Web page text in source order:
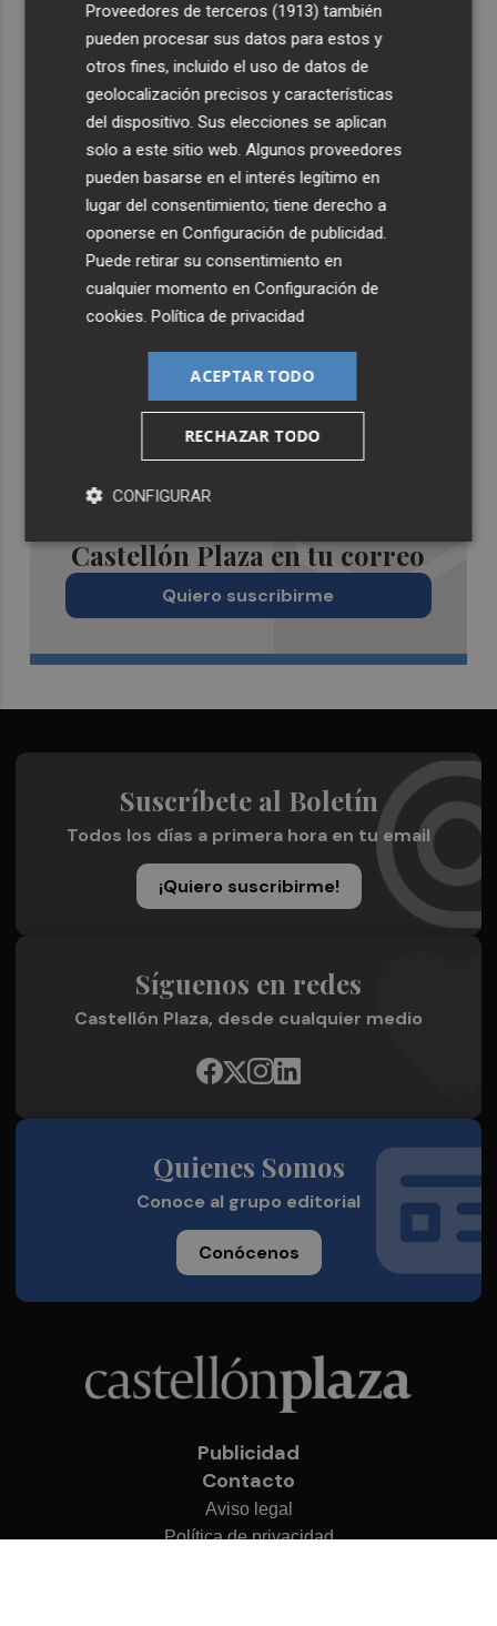
Castellón Plaza en tu correo
Quiero suscribirme
Suscríbete al Boletín
Todos los días a primera hora en tu email
¡Quiero suscribirme!
Síguenos en redes
Castellón Plaza, desde cualquier medio
Quienes Somos
Conoce al grupo editorial
Conócenos
Publicidad
Contacto
Aviso legal
Política de privacidad
Proveedores de terceros (1913) también
pueden procesar sus datos para estos y
otros fines, incluido el uso de datos de
geolocalización precisos y características
del dispositivo. Sus elecciones se aplican
solo a este sitio web. Algunos proveedores
pueden basarse en el interés legítimo en
lugar del consentimiento; tiene derecho a
oponerse enConfiguración de publicidad.
Puede retirar su consentimiento en
cualquier momento enConfiguración de
cookies.Política de privacidad
ACEPTAR TODO
RECHAZAR TODO
CONFIGURAR